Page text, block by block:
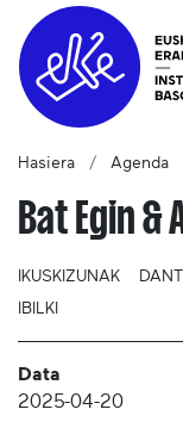
Hasiera Agenda
Bat Egin
IKUSKIZUNAK
IBILKI
Data
2025-04-20